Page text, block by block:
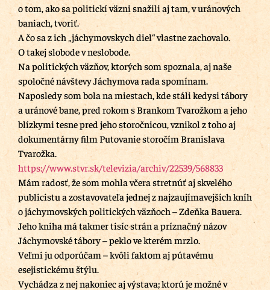
o tom, ako sa politickí väzni snažili aj tam, v uránových
baniach, tvoriť.
A čo sa z ich „jáchymovskych diel“ vlastne zachovalo.
O takej slobode v neslobode.
Na politických väzňov, ktorých som spoznala, aj naše
spoločné návštevy Jáchymova rada spomínam.
Naposledy som bola na miestach, kde stáli kedysi tábory
a uránové bane, pred rokom s Brankom Tvarožkom a jeho
blízkymi tesne pred jeho storočnicou, vznikol z toho aj
dokumentárny film Putovanie storočím Branislava
Tvarožka.
https://www.stvr.sk/televizia/archiv/22539/568833
Mám radosť, že som mohla včera stretnúť aj skvelého
publicistu a zostavovateľa jednej z najzaujímavejších kníh
o jáchymovských politických väzňoch – Zdeňka Bauera.
Jeho kniha má takmer tisíc strán a príznačný názov
Jáchymovské tábory – peklo ve kterém mrzlo.
Veľmi ju odporúčam – kvôli faktom aj pútavému
esejistickému štýlu.
Vychádza z nej nakoniec aj výstava; ktorú je možné v